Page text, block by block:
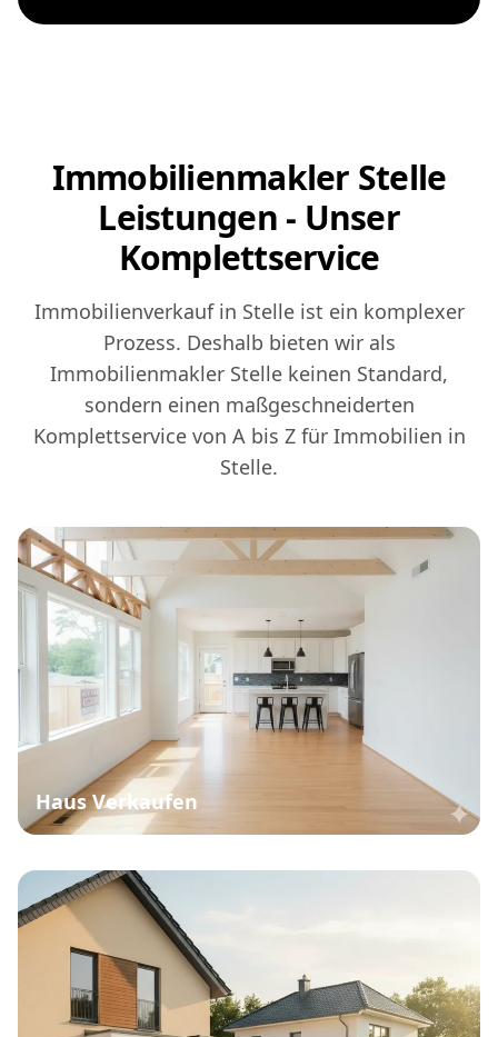
Immobilienmakler Stelle
Leistungen - Unser
Komplettservice
Immobilienverkauf in Stelle ist ein komplexer
Prozess. Deshalb bieten wir als
Immobilienmakler Stelle keinen Standard,
sondern einen maßgeschneiderten
Komplettservice von A bis Z für Immobilien in
Stelle.
Haus Verkaufen